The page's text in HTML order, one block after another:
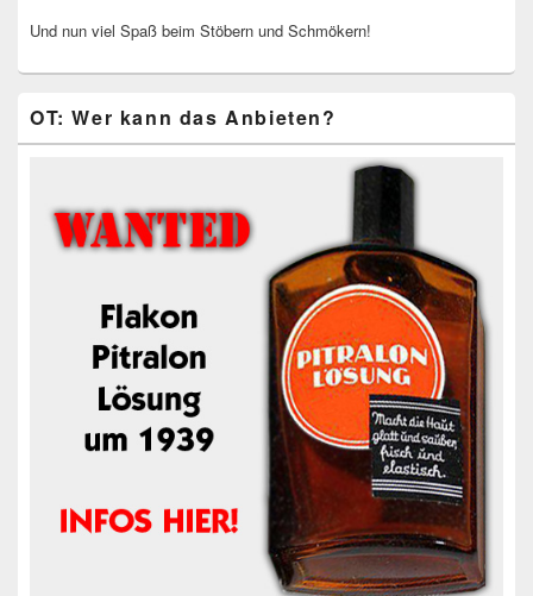
Und nun viel Spaß beim Stöbern und Schmökern!
OT: Wer kann das Anbieten?